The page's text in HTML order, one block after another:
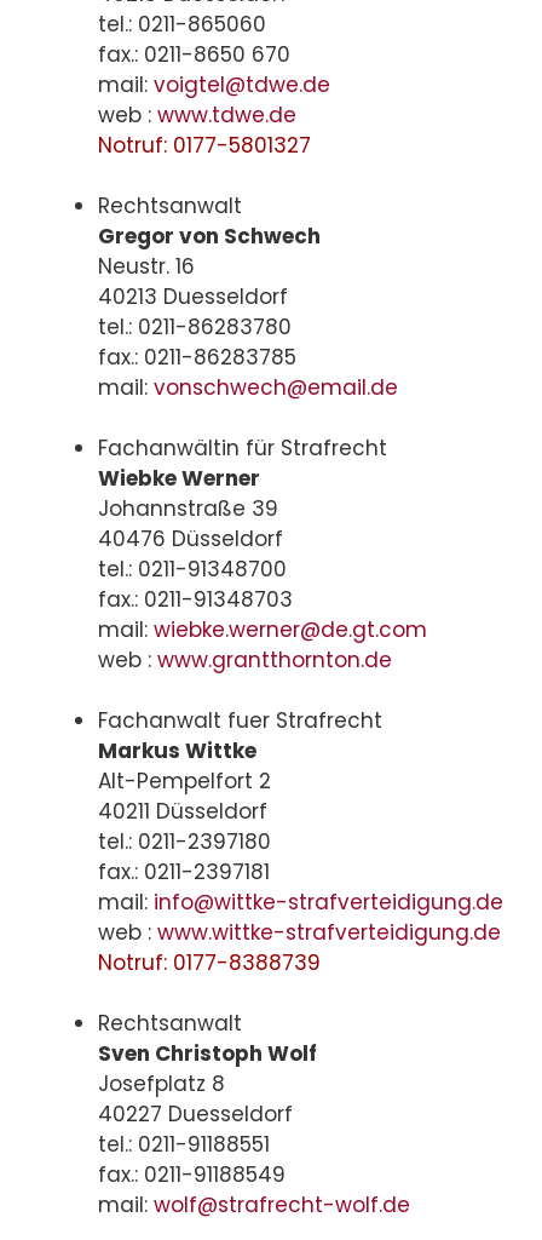
tel.: 0211-865060
fax.: 0211-8650 670
mail: voigtel@tdwe.de
web : www.tdwe.de
Notruf: 0177-5801327
Rechtsanwalt
Gregor von Schwech
Neustr. 16
40213 Duesseldorf
tel.: 0211-86283780
fax.: 0211-86283785
mail: vonschwech@email.de
Fachanwältin für Strafrecht
Wiebke Werner
Johannstraße 39
40476 Düsseldorf
tel.: 0211-91348700
fax.: 0211-91348703
mail: wiebke.werner@de.gt.com
web : www.grantthornton.de
Fachanwalt fuer Strafrecht
Markus Wittke
Alt-Pempelfort 2
40211 Düsseldorf
tel.: 0211-2397180
fax.: 0211-2397181
mail: info@wittke-strafverteidigung.de
web : www.wittke-strafverteidigung.de
Notruf: 0177-8388739
Rechtsanwalt
Sven Christoph Wolf
Josefplatz 8
40227 Duesseldorf
tel.: 0211-91188551
fax.: 0211-91188549
mail: wolf@strafrecht-wolf.de